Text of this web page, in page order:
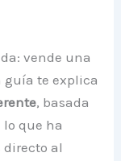
vende una
guía te explica
, basada
que ha
directo al